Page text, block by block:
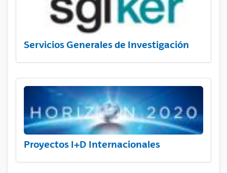
Servicios Generales de Investigación
Proyectos I+D Internacionales